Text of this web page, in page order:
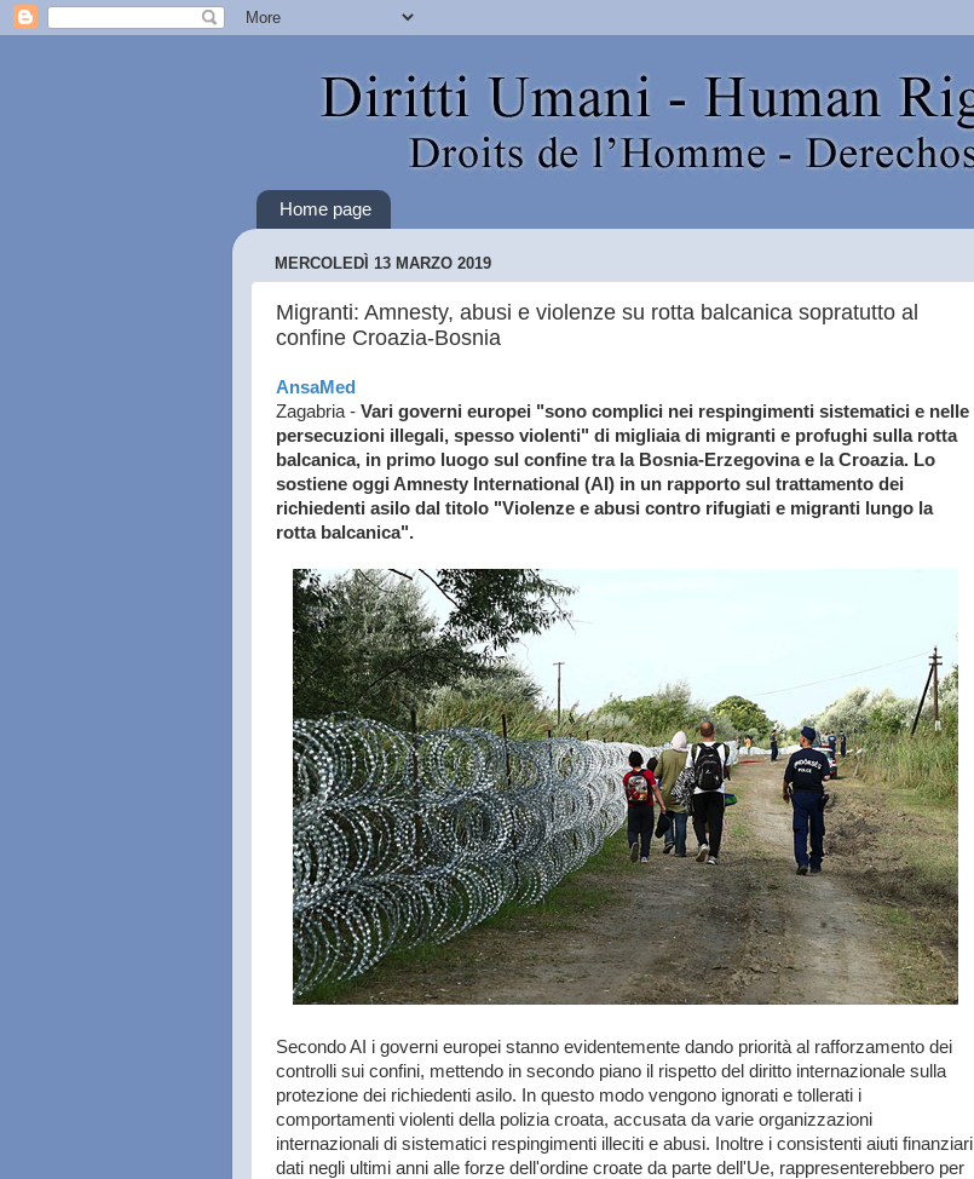
Home page
MERCOLEDÌ 13 MARZO 2019
Migranti: Amnesty, abusi e violenze su rotta balcanica sopratutto al
confine Croazia-Bosnia
AnsaMed
Zagabria - Vari governi europei "sono complici nei respingimenti sistematici e nelle
persecuzioni illegali, spesso violenti" di migliaia di migranti e profughi sulla rotta
balcanica, in primo luogo sul confine tra la Bosnia-Erzegovina e la Croazia. Lo
sostiene oggi Amnesty International (AI) in un rapporto sul trattamento dei
richiedenti asilo dal titolo "Violenze e abusi contro rifugiati e migranti lungo la
rotta balcanica".
Secondo AI i governi europei stanno evidentemente dando priorità al rafforzamento dei
controlli sui confini, mettendo in secondo piano il rispetto del diritto internazionale sulla
protezione dei richiedenti asilo. In questo modo vengono ignorati e tollerati i
comportamenti violenti della polizia croata, accusata da varie organizzazioni
internazionali di sistematici respingimenti illeciti e abusi. Inoltre i consistenti aiuti finanziari
dati negli ultimi anni alle forze dell'ordine croate da parte dell'Ue, rappresenterebbero per